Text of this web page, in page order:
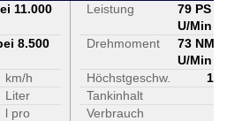
11.000
8.500
km/h
Liter
l pro
Leistung
79 PS
U/Min
Drehmoment
73 NM
U/Min
Höchstgeschw.
160
Tankinhalt
Verbrauch